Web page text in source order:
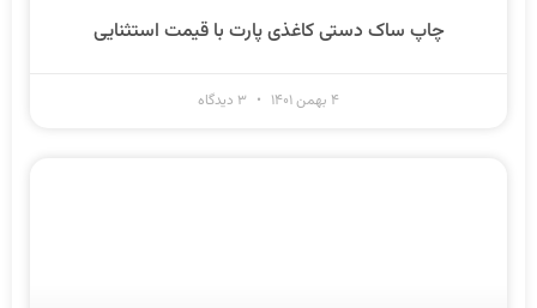
چاپ ساک دستی کاغذی پارت با قیمت استثنایی
۴ بهمن ۱۴۰۱